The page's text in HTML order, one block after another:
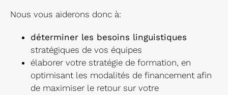
Nous vous aiderons donc à:
déterminer les besoins linguistiques
stratégiques de vos équipes
élaborer votre stratégie de formation, en
optimisant les modalités de financement afin
de maximiser le retour sur votre